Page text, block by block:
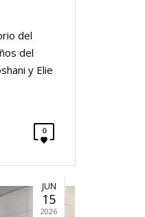
del
del
y Elie
0
JUN
15
2026